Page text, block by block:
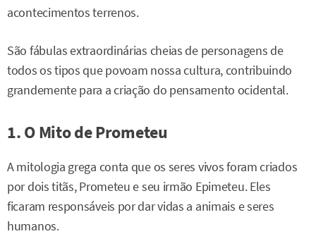
acontecimentos terrenos.
São fábulas extraordinárias cheias de personagens de
todos os tipos que povoam nossa cultura, contribuindo
grandemente para a criação do pensamento ocidental.
1. O Mito de Prometeu
A mitologia grega conta que os seres vivos foram criados
por dois titãs, Prometeu e seu irmão Epimeteu. Eles
ficaram responsáveis por dar vidas a animais e seres
humanos.